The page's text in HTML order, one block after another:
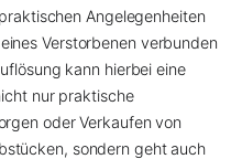
Angelegenheiten
Verstorbenen verbunden
kann hierbei eine
nur praktische
oder Verkaufen von
sondern geht auch